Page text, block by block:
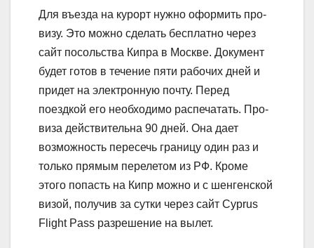
Для въезда на курорт нужно оформить про-
визу. Это можно сделать бесплатно через
сайт посольства Кипра в Москве. Документ
будет готов в течение пяти рабочих дней и
придет на электронную почту. Перед
поездкой его необходимо распечатать. Про-
виза действительна 90 дней. Она дает
возможность пересечь границу один раз и
только прямым перелетом из РФ. Кроме
этого попасть на Кипр можно и с шенгенской
визой, получив за сутки через сайт Cyprus
Flight Pass разрешение на вылет.